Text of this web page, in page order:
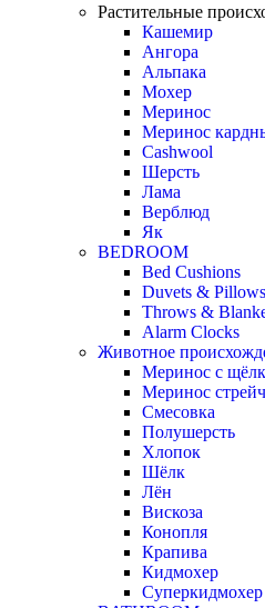
Растительные
Кашемир
Ангора
Альпака
Мохер
Меринос
Меринос
Cashwool
Шерсть
Лама
Верблюд
Як
BEDROOM
Bed Cushions
Duvets & Pillows
Throws &
Alarm Clocks
Животное
Меринос с
Меринос стрейч
Смесовка
Полушерсть
Хлопок
Шёлк
Лён
Вискоза
Конопля
Крапива
Кидмохер
Суперкидмохер